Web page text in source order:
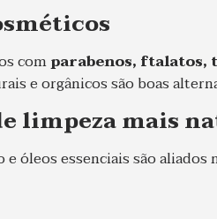
comparabenos,
e orgânicos são boas
limpeza mais
óleos essenciais são aliados